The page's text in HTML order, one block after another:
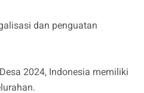
dan penguatan
2024, Indonesia memiliki